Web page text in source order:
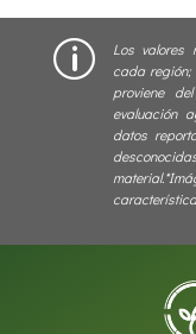
p
Los valores
cada región;
proviene
evaluación
datos